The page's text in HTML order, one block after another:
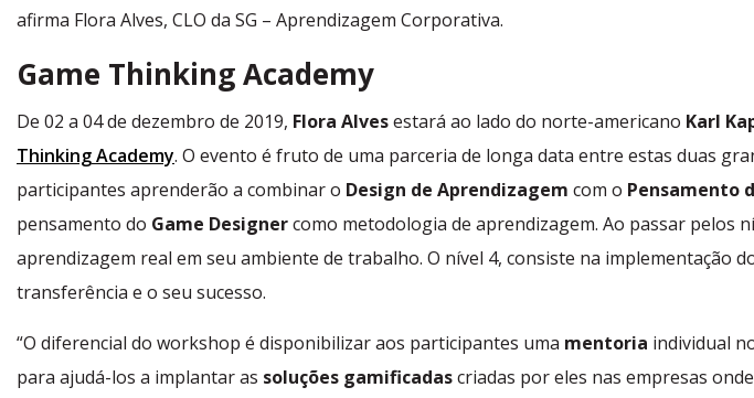
afirma Flora Alves, CLO da SG – Aprendizagem Corporativa.
Game Thinking Academy
De 02 a 04 de dezembro de 2019, Flora Alvesestará ao lado do norte-americano Karl
Thinking Academy. O evento é fruto de uma parceria de longa data entre estas duas
participantes aprenderão a combinar o Design de Aprendizagem com o Pensamento
pensamento do Game Designercomo metodologia de aprendizagem. Ao passar pelos
aprendizagem real em seu ambiente de trabalho. O nível 4, consiste na implementação
transferência e o seu sucesso.
“O diferencial do workshop é disponibilizar aos participantes uma mentoria individual
para ajudá-los a implantar as soluções gamificadascriadas por eles nas empresas